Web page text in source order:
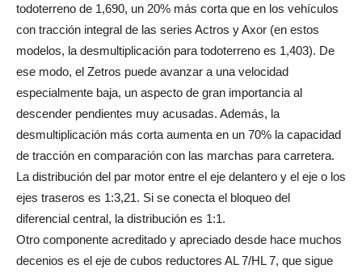
todoterreno de 1,690, un 20% más corta que en los vehículos
con tracción integral de las series Actros y Axor (en estos
modelos, la desmultiplicación para todoterreno es 1,403). De
ese modo, el Zetros puede avanzar a una velocidad
especialmente baja, un aspecto de gran importancia al
descender pendientes muy acusadas. Además, la
desmultiplicación más corta aumenta en un 70% la capacidad
de tracción en comparación con las marchas para carretera.
La distribución del par motor entre el eje delantero y el eje o los
ejes traseros es 1:3,21. Si se conecta el bloqueo del
diferencial central, la distribución es 1:1.
Otro componente acreditado y apreciado desde hace muchos
decenios es el eje de cubos reductores AL 7/HL 7, que sigue